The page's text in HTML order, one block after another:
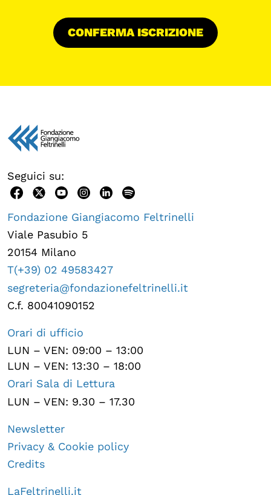
Seguici su:
Fondazione Giangiacomo Feltrinelli
Viale Pasubio 5
20154 Milano
T(+39) 02 49583427
segreteria@fondazionefeltrinelli.it
C.f. 80041090152
Orari di ufficio
LUN – VEN: 09:00 – 13:00
LUN – VEN: 13:30 – 18:00
Orari Sala di Lettura
LUN – VEN: 9.30 – 17.30
Newsletter
Privacy & Cookie policy
Credits
LaFeltrinelli.it